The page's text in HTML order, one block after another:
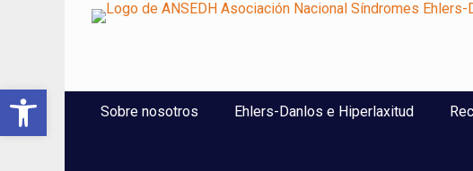
ANSEDH
Asociación Nacional del Síndrome de Ehlers-Danlos e Hiperlaxitud
Menú Principal
Sobre nosotros Ehlers-Danlos e Hiperlaxitud
Abrir barra de herramientas